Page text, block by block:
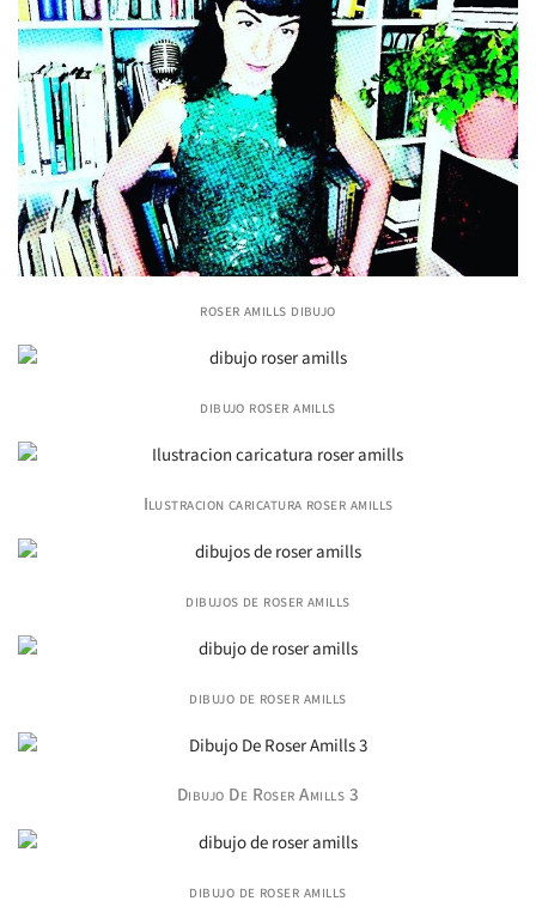
roser amills dibujo
dibujo roser amills
Ilustracion caricatura roser amills
dibujos de roser amills
dibujo de roser amills
Dibujo De Roser Amills 3
dibujo de roser amills